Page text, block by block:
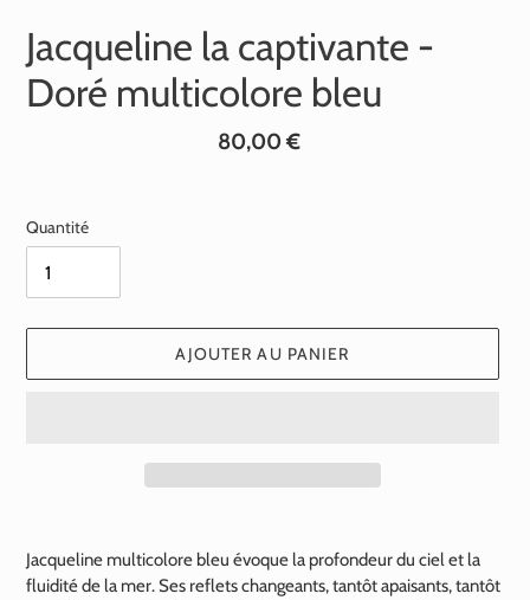
Jacqueline la captivante -
Doré multicolore bleu
Prix
80,00 €
Quantité
AJOUTER AU PANIER
d'un
produit
Jacqueline multicolore bleu évoque la profondeur du ciel et la
fluidité de la mer. Ses reflets changeants, tantôt apaisants, tantôt